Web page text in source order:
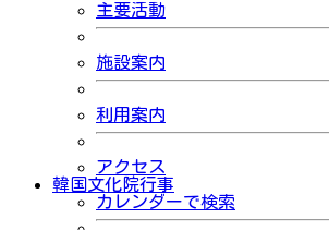
主要活動
施設案内
利用案内
アクセス
韓国文化院行事
カレンダーで検索